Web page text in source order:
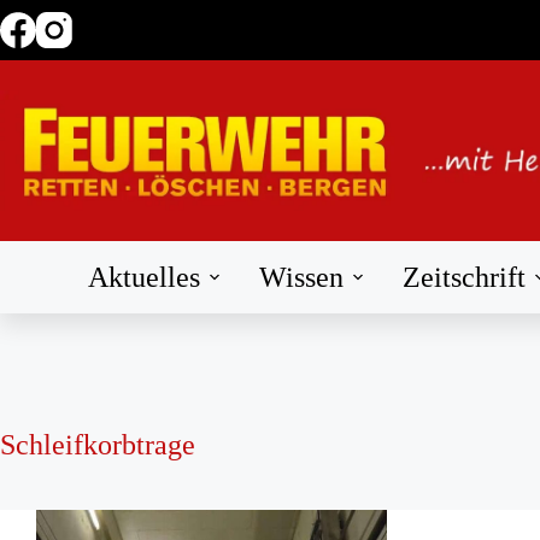
Zum
Inhalt
Aktuelles Wissen Zeitschrift
Schleifkorbtrage